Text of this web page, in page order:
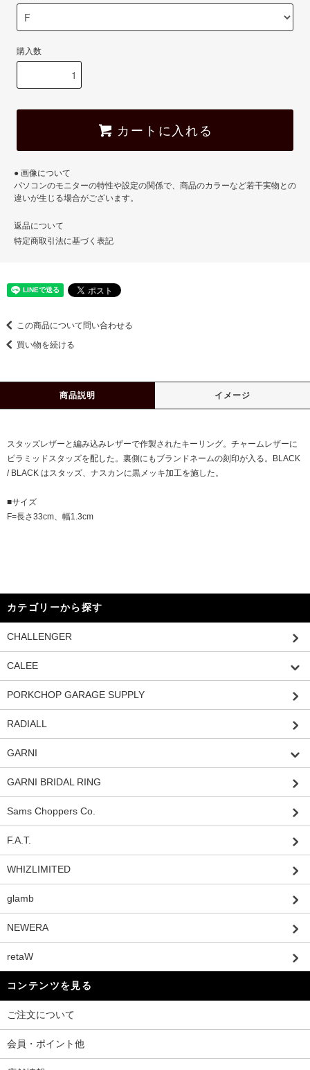
購入数
カートに入れる
● 画像について
パソコンのモニターの特性や設定の関係で、商品のカラーなど若干実物との
違いが生じる場合がございます。
返品について
特定商取引法に基づく表記
この商品について問い合わせる
買い物を続ける
商品説明 イメージ
スタッズレザーと編み込みレザーで作製されたキーリング。チャームレザーに
ピラミッドスタッズを配した。裏側にもブランドネームの刻印が入る。BLACK
/ BLACK はスタッズ、ナスカンに黒メッキ加工を施した。
■サイズ
F=長さ33cm、幅1.3cm
カテゴリーから探す
CHALLENGER
CALEE
PORKCHOP GARAGE SUPPLY
RADIALL
GARNI
GARNI BRIDAL RING
Sams Choppers Co.
F.A.T.
WHIZLIMITED
glamb
NEWERA
retaW
コンテンツを見る
ご注文について
会員・ポイント他